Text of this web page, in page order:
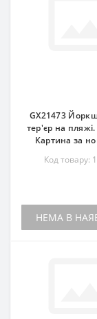
GX21473
тер'єр на
Картина за
Код товару:
НЕМА В